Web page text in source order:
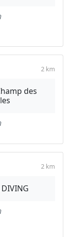
2 km
des
2 km
DIVING